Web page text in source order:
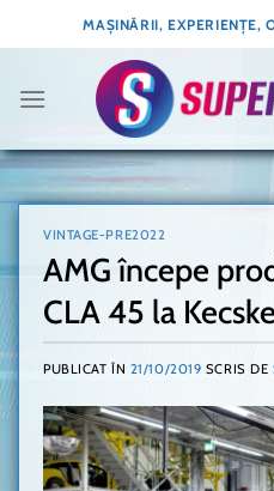
to
MAȘINĂRII, EXPERIENȚE,
VINTAGE-PRE2022
AMG începe
CLA 45 la
PUBLICAT ÎN 21/10/2019 SCRIS DE